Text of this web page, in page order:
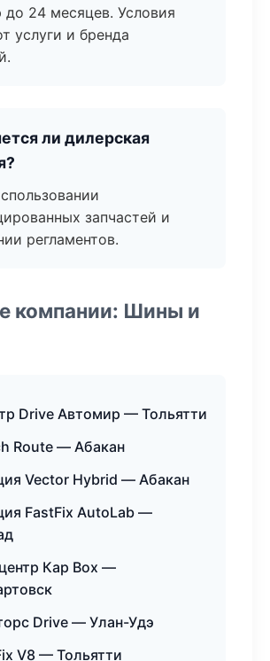
до 24 месяцев. Условия
услуги и бренда
ли дилерская
запчастей и
регламентов.
компании: Шины и
Drive Автомир — Тольятти
Route — Абакан
Vector Hybrid — Абакан
FastFix AutoLab —
Кар Box —
Drive — Улан-Удэ
V8 — Тольятти